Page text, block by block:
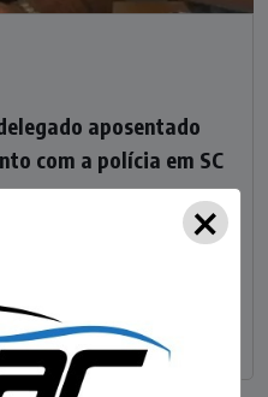
aposentado
com a polícia em SC
×